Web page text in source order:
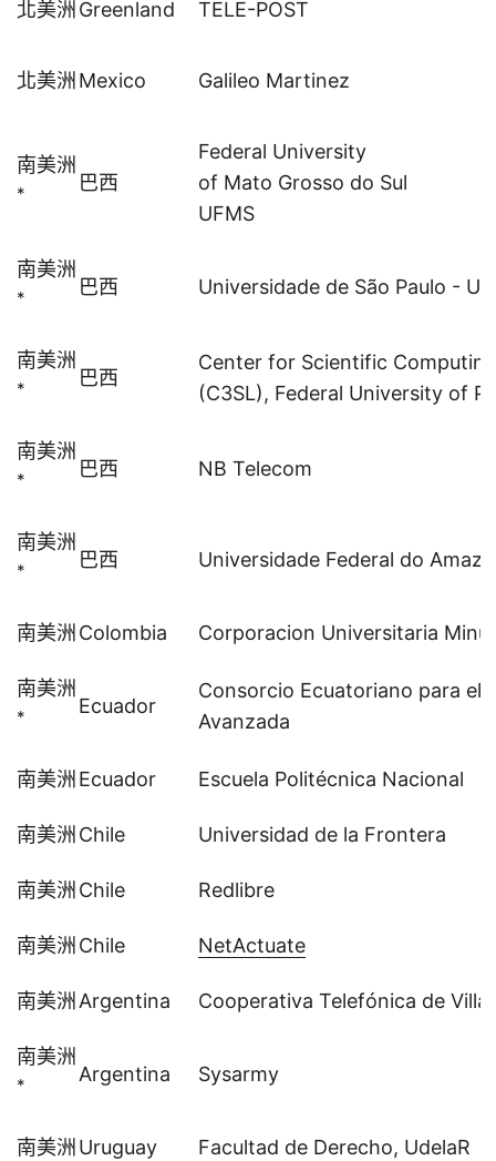
北美洲 Greenland TELE-POST
北美洲 Mexico Galileo Martinez
南美洲
* 巴西
Federal University
of Mato Grosso do Sul
UFMS
南美洲
* 巴西 Universidade de São Paulo -
南美洲
* 巴西
Center for Scientific
(C3SL), Federal University of
南美洲
* 巴西 NB Telecom
南美洲
* 巴西 Universidade Federal do
南美洲 Colombia Corporacion Universitaria
南美洲
* Ecuador
Consorcio Ecuatoriano para el
Avanzada
南美洲 Ecuador Escuela Politécnica Nacional
南美洲 Chile Universidad de la Frontera
南美洲 Chile Redlibre
南美洲 Chile NetActuate
南美洲 Argentina Cooperativa Telefónica de
南美洲
* Argentina Sysarmy
南美洲 Uruguay Facultad de Derecho, UdelaR